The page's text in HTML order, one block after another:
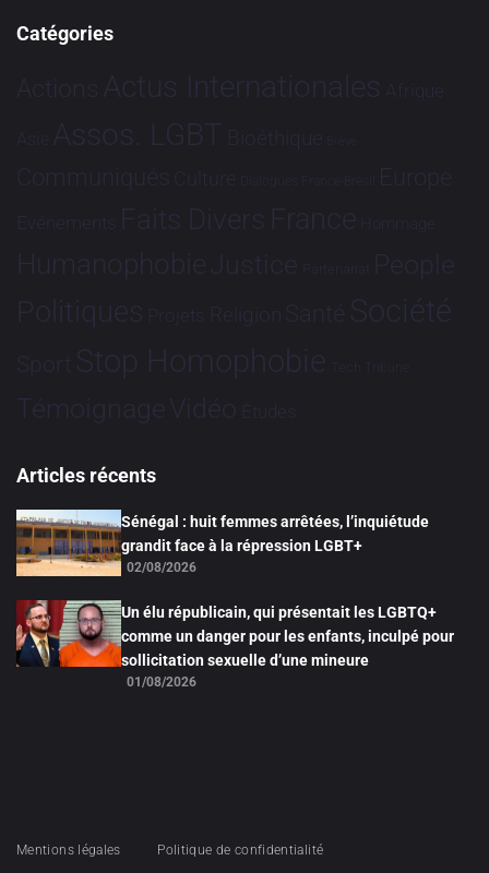
Catégories
Actions Actus Internationales Afrique
Asie Assos. LGBT Bioéthique Brève
Communiqués Culture Dialogues France-Brésil Europe
Evénements Faits Divers France Hommage
HumanophobieJustice Partenariat People
Politiques Projets Religion Santé Société
Sport Stop Homophobie Tech Tribune
TémoignageVidéo Études
Articles récents
Sénégal : huit femmes arrêtées, l’inquiétude
grandit face à la répression LGBT+
02/08/2026
Un élu républicain, qui présentait les LGBTQ+
comme un danger pour les enfants, inculpé pour
sollicitation sexuelle d’une mineure
01/08/2026
Mentions légales Politique de confidentialité